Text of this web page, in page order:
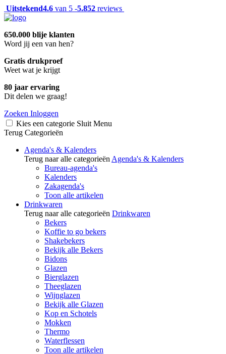
Uitstekend4.6 van 5 -5.852 reviews
650.000 blije klanten
Word jij een van hen?
Gratis drukproef
Weet wat je krijgt
80 jaar ervaring
Dit delen we graag!
Zoeken Inloggen
Kies een categorie Sluit Menu
Terug Categorieën
Agenda's & Kalenders
Terug naar alle categorieën Agenda's & Kalenders
Bureau-agenda's
Kalenders
Zakagenda's
Toon alle artikelen
Drinkwaren
Terug naar alle categorieën Drinkwaren
Bekers
Koffie to go bekers
Shakebekers
Bekijk alle Bekers
Bidons
Glazen
Bierglazen
Theeglazen
Wijnglazen
Bekijk alle Glazen
Kop en Schotels
Mokken
Thermo
Waterflessen
Toon alle artikelen